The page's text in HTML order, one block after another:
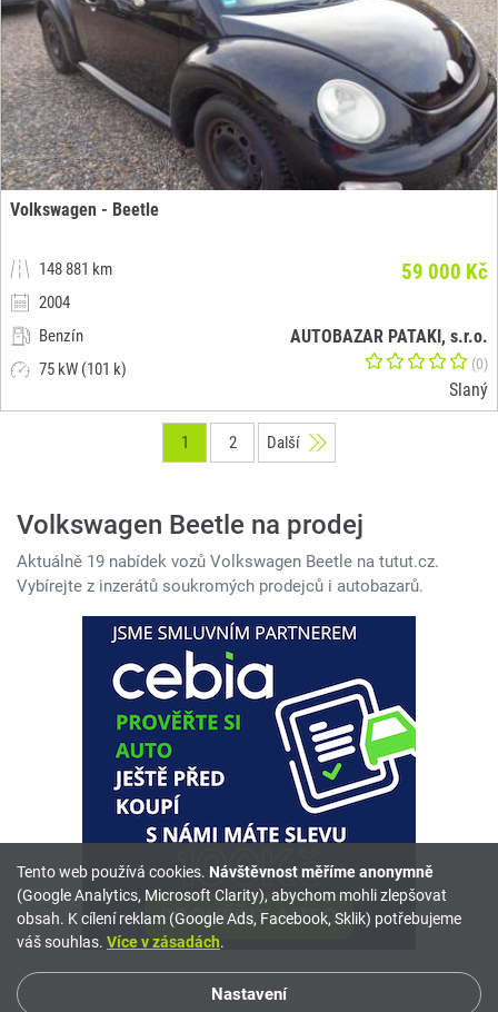
Volkswagen - Beetle
148 881 km
2004
Benzín
75 kW (101 k)
59 000 Kč
AUTOBAZAR PATAKI, s.r.o.
(0)
Slaný
1 2 Další
Volkswagen Beetle na prodej
Aktuálně 19 nabídek vozů Volkswagen Beetle na tutut.cz.
Vybírejte z inzerátů soukromých prodejců i autobazarů.
Tento web používá cookies. Návštěvnost měříme anonymně
(Google Analytics, Microsoft Clarity), abychom mohli zlepšovat
obsah. K cílení reklam (Google Ads, Facebook, Sklik) potřebujeme
váš souhlas. Více v zásadách.
Nastavení